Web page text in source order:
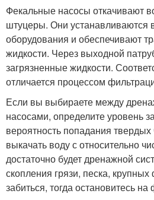
Фекальные насосы откачивают
штуцеры. Они устанавливаются
оборудования и обеспечивают
жидкости. Через выходной
загрязненные жидкости.
отличается процессом
Если вы выбираете между
насосами, определите уровень
вероятность попадания
выкачать воду с относительно
достаточно будет дренажной
скопления грязи, песка,
забиться, тогда остановитесь